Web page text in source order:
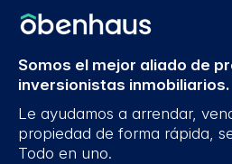
Somos el mejor aliado de
inversionistas inmobiliarios.
Le ayudamos a arrendar,
propiedad de forma rápida,
Todo en uno.